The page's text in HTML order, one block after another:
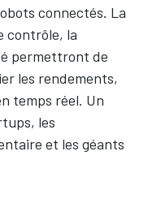
connectés. La
contrôle, la
permettront de
les rendements,
temps réel. Un
les
et les géants